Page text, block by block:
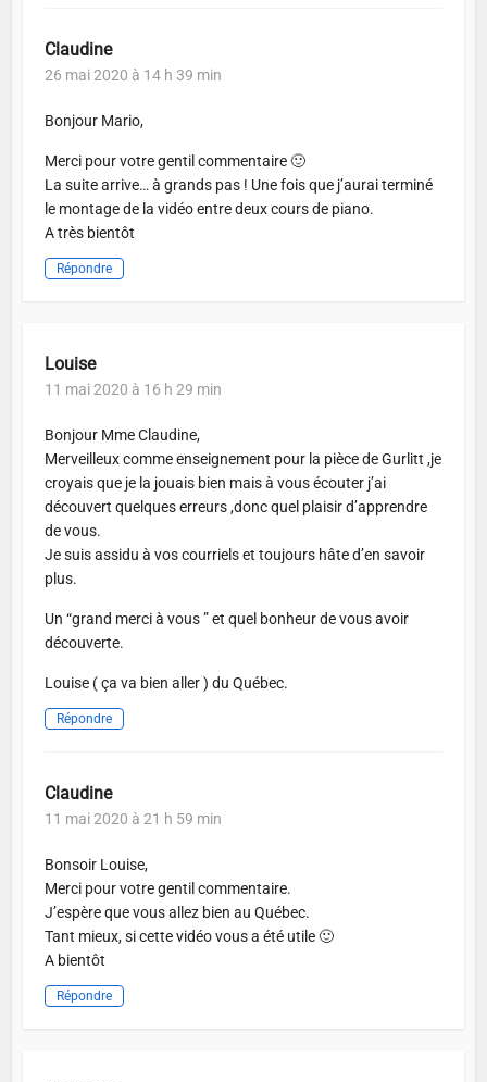
Claudine
26 mai 2020 à 14 h 39 min
Bonjour Mario,
Merci pour votre gentil commentaire 🙂
La suite arrive… à grands pas ! Une fois que j’aurai terminé
le montage de la vidéo entre deux cours de piano.
A très bientôt
Répondre
Louise
11 mai 2020 à 16 h 29 min
Bonjour Mme Claudine,
Merveilleux comme enseignement pour la pièce de Gurlitt ,je
croyais que je la jouais bien mais à vous écouter j’ai
découvert quelques erreurs ,donc quel plaisir d’apprendre
de vous.
Je suis assidu à vos courriels et toujours hâte d’en savoir
plus.
Un “grand merci à vous ” et quel bonheur de vous avoir
découverte.
Louise ( ça va bien aller ) du Québec.
Répondre
Claudine
11 mai 2020 à 21 h 59 min
Bonsoir Louise,
Merci pour votre gentil commentaire.
J’espère que vous allez bien au Québec.
Tant mieux, si cette vidéo vous a été utile 🙂
A bientôt
Répondre